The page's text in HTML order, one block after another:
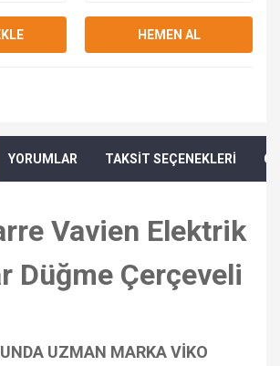
HEMEN AL
YORUMLAR TAKSİT SEÇENEKLERİ
Vavien Elektrik
Düğme Çerçeveli
UZMAN MARKA VİKO